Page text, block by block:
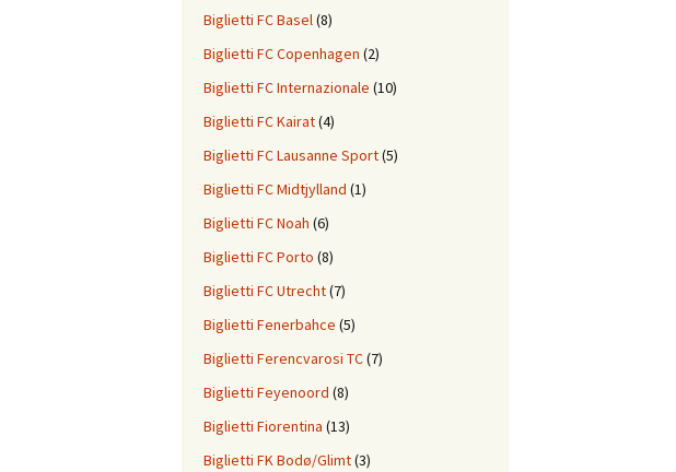
Biglietti FC Basel(8)
Biglietti FC Copenhagen (2)
Biglietti FC Internazionale (10)
Biglietti FC Kairat(4)
Biglietti FC Lausanne Sport(5)
Biglietti FC Midtjylland (1)
Biglietti FC Noah (6)
Biglietti FC Porto (8)
Biglietti FC Utrecht(7)
Biglietti Fenerbahce (5)
Biglietti Ferencvarosi TC(7)
Biglietti Feyenoord (8)
Biglietti Fiorentina (13)
Biglietti FK Bodø/Glimt(3)